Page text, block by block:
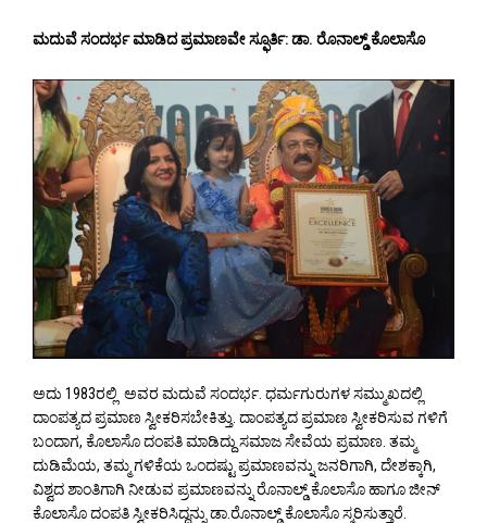
ಮದುವೆ ಸಂದರ್ಭ ಮಾಡಿದ ಪ್ರಮಾಣವೇ ಸ್ಫೂರ್ತಿ: ಡಾ. ರೊನಾಲ್ಡ್ ಕೊಲಾಸೊ
ಅದು 1983ರಲ್ಲಿ ಅವರ ಮದುವೆ ಸಂದರ್ಭ. ಧರ್ಮಗುರುಗಳ ಸಮ್ಮುಖದಲ್ಲಿ
ದಾಂಪತ್ಯದ ಪ್ರಮಾಣ ಸ್ವೀಕರಿಸಬೇಕಿತ್ತು. ದಾಂಪತ್ಯದ ಪ್ರಮಾಣ ಸ್ವೀಕರಿಸುವ ಗಳಿಗೆ
ಬಂದಾಗ, ಕೊಲಾಸೊ ದಂಪತಿ ಮಾಡಿದ್ದು ಸಮಾಜ ಸೇವೆಯ ಪ್ರಮಾಣ. ತಮ್ಮ
ದುಡಿಮೆಯ, ತಮ್ಮ ಗಳಿಕೆಯ ಒಂದಷ್ಟು ಪ್ರಮಾಣವನ್ನು ಜನರಿಗಾಗಿ, ದೇಶಕ್ಕಾಗಿ,
ವಿಶ್ವದ ಶಾಂತಿಗಾಗಿ ನೀಡುವ ಪ್ರಮಾಣವನ್ನು ರೊನಾಲ್ಡ್ ಕೊಲಾಸೊ ಹಾಗೂ ಜೀನ್
ಕೊಲಾಸೊ ದಂಪತಿ ಸ್ವೀಕರಿಸಿದ್ದನ್ನು ಡಾ.ರೊನಾಲ್ಡ್ ಕೊಲಾಸೊ ಸ್ಮರಿಸುತ್ತಾರೆ.